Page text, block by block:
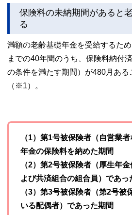
保険料の未納期間があると
る
満額の老齢基礎年金を受給するた
までの40年間のうち、保険料納付
の条件を満たす期間）が480月ある
（※1）。
（1）第1号被保険者（自営業
年金の保険料を納めた期間
（2）第2号被保険者（厚生年
よび共済組合の組合員）であっ
（3）第3号被保険者（第2号被
いる配偶者）であった期間